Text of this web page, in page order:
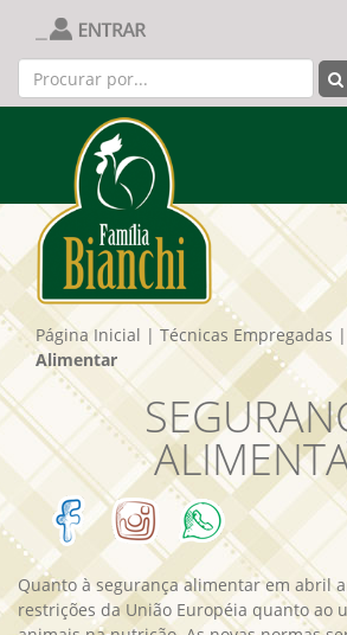
Página Inicial | Técnicas Empregadas |
Alimentar
Quanto à segurança alimentar em abril
restrições da União Européia quanto ao